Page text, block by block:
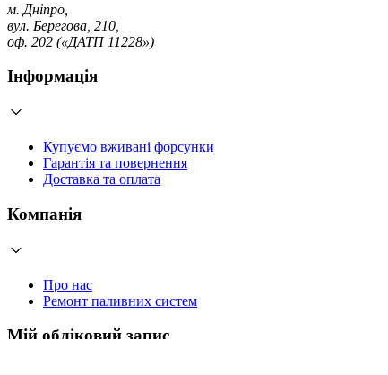
м. Дніпро,
вул. Берегова, 210,
оф. 202 («ДАТП 11228»)
Інформація
Купуємо вживані форсунки
Гарантія та повернення
Доставка та оплата
Компанія
Про нас
Ремонт паливних систем
Мій обліковий запис